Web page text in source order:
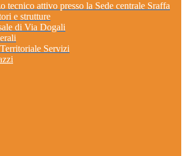
tecnico attivo presso la Sede centrale Sraffa
e strutture
di Via Dogali
Servizi